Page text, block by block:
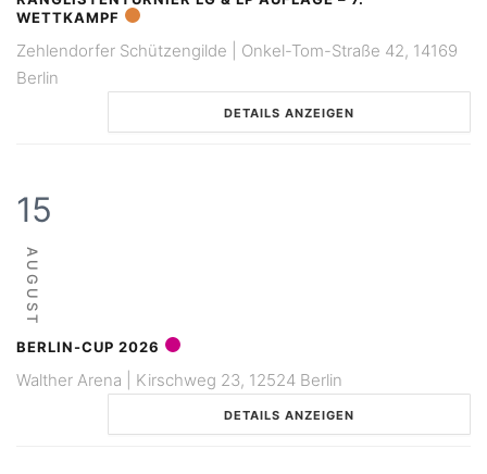
WETTKAMPF
Zehlendorfer Schützengilde | Onkel-Tom-Straße 42, 14169
Berlin
DETAILS ANZEIGEN
15
AUGUST
BERLIN-CUP 2026
Walther Arena | Kirschweg 23, 12524 Berlin
DETAILS ANZEIGEN